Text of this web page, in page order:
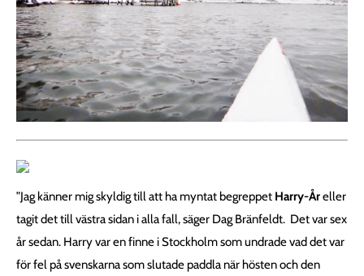
”Jag känner mig skyldig till att ha myntat begreppet Harry-Åreller
tagit det till västra sidan i alla fall, säger Dag Bränfeldt. Det var sex
år sedan. Harry var en finne i Stockholm som undrade vad det var
för fel på svenskarna som slutade paddla när hösten och den